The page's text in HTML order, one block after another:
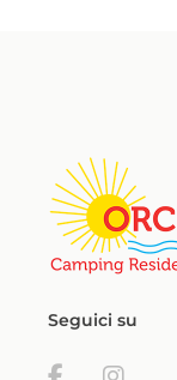
Seguici su